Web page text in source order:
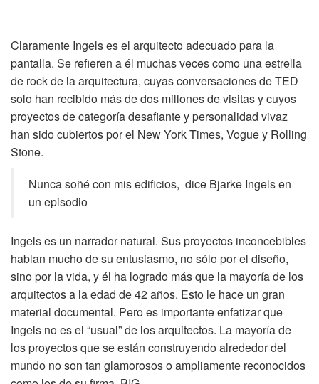
Claramente Ingels es el arquitecto adecuado para la
pantalla. Se refieren a él muchas veces como una estrella
de rock de la arquitectura, cuyas conversaciones de TED
solo han recibido más de dos millones de visitas y cuyos
proyectos de categoría desafiante y personalidad vivaz
han sido cubiertos por el New York Times, Vogue y Rolling
Stone.
Nunca soñé con mis edificios, dice Bjarke Ingels en
un episodio
Ingels es un narrador natural. Sus proyectos inconcebibles
hablan mucho de su entusiasmo, no sólo por el diseño,
sino por la vida, y él ha logrado más que la mayoría de los
arquitectos a la edad de 42 años. Esto le hace un gran
material documental. Pero es importante enfatizar que
Ingels no es el “usual” de los arquitectos. La mayoría de
los proyectos que se están construyendo alrededor del
mundo no son tan glamorosos o ampliamente reconocidos